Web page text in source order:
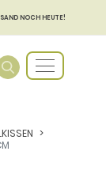
NOCH HEUTE!